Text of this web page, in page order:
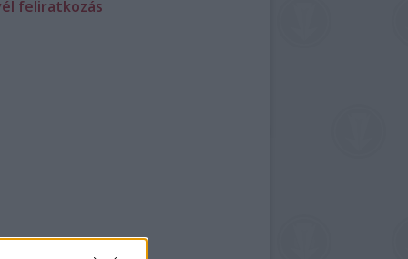
feliratkozás